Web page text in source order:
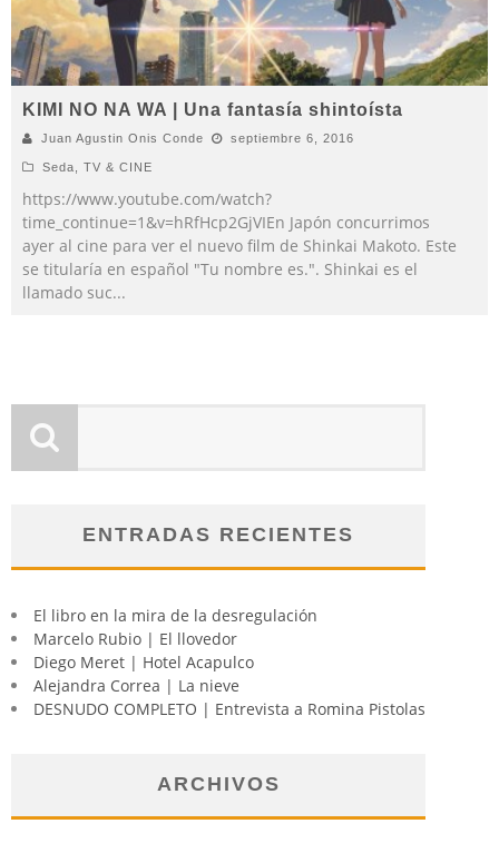
KIMI NO NA WA | Una fantasía shintoísta
Juan Agustin Onis Conde septiembre 6, 2016
Seda TV & CINE
https://www.youtube.com/watch?
time_continue=1&v=hRfHcp2GjVIEn Japón concurrimos
ayer al cine para ver el nuevo film de Shinkai Makoto. Este
se titularía en español "Tu nombre es.". Shinkai es el
llamado suc...
ENTRADAS RECIENTES
El libro en la mira de la desregulación
Marcelo Rubio | El llovedor
Diego Meret | Hotel Acapulco
Alejandra Correa | La nieve
DESNUDO COMPLETO | Entrevista a Romina Pistolas
ARCHIVOS